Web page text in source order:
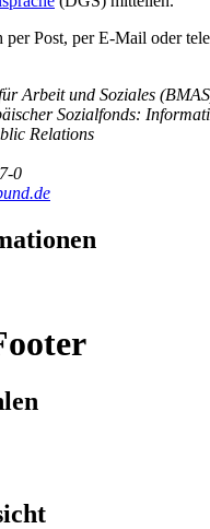
per Post, per E-Mail oder
Arbeit und Soziales
Sozialfonds:
Relations
0